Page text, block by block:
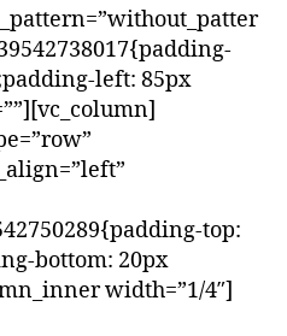
left: 85px
top:
bottom: 20px
width=”1/4″]